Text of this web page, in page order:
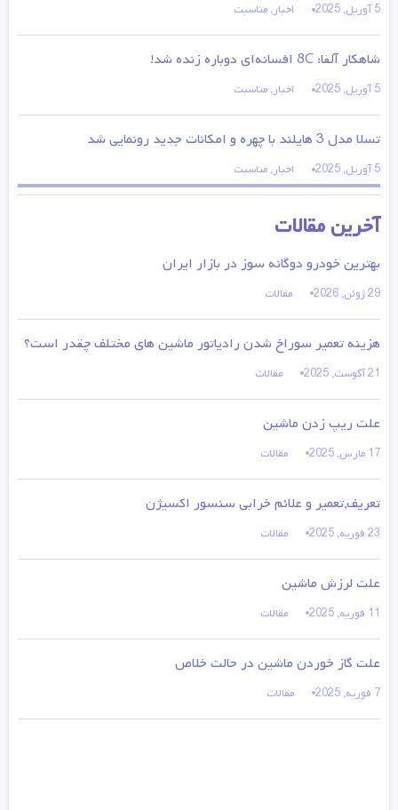
5 آوریل, 2025 اخبار, مناسبت
شاهکار آلفا: 8C افسانه‌ای دوباره زنده شد!
5 آوریل, 2025 اخبار, مناسبت
تسلا مدل 3 هایلند با چهره و امکانات جدید رونمایی شد
5 آوریل, 2025 اخبار, مناسبت
آخرین مقالات
بهترین خودرو دوگانه سوز در بازار ایران
29 ژوئن, 2026 مقالات
هزینه تعمیر سوراخ شدن رادیاتور ماشین های مختلف چقدر است؟
21 آگوست, 2025 مقالات
علت ریپ زدن ماشین
17 مارس, 2025 مقالات
تعریف,تعمیر و علائم خرابی سنسور اکسیژن
23 فوریه, 2025 مقالات
علت لرزش ماشین
11 فوریه, 2025 مقالات
علت گاز خوردن ماشین در حالت خلاص
7 فوریه, 2025 مقالات